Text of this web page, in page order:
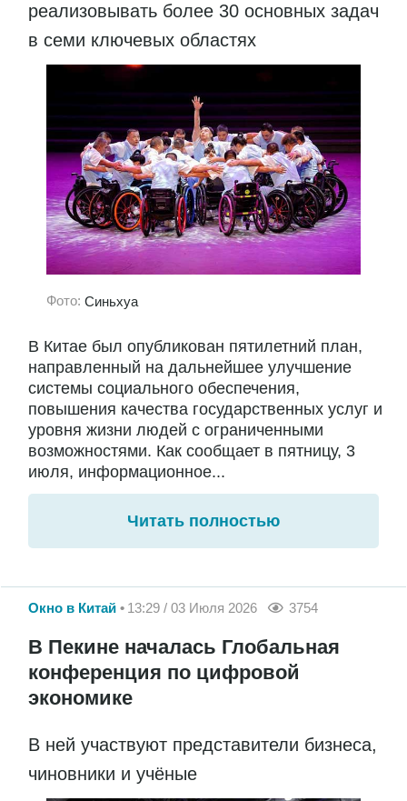
реализовывать более 30 основных задач
в семи ключевых областях
Фото: Синьхуа
В Китае был опубликован пятилетний план,
направленный на дальнейшее улучшение
системы социального обеспечения,
повышения качества государственных услуг и
уровня жизни людей с ограниченными
возможностями. Как сообщает в пятницу, 3
июля, информационное...
Читать полностью
Окно в Китай 13:29 / 03 Июля 2026 3754
В Пекине началась Глобальная
конференция по цифровой
экономике
В ней участвуют представители бизнеса,
чиновники и учёные